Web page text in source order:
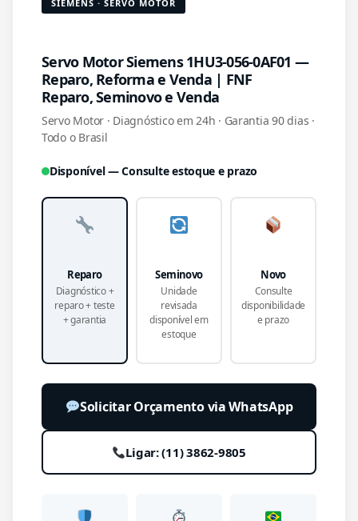
SIEMENS · SERVO MOTOR
Servo Motor Siemens 1HU3-056-0AF01 —
Reparo, Reforma e Venda | FNF
Reparo, Seminovo e Venda
Servo Motor · Diagnóstico em 24h · Garantia 90 dias ·
Todo o Brasil
Disponível — Consulte estoque e prazo
Reparo
Diagnóstico +
reparo + teste
+ garantia
Seminovo
Unidade
revisada
disponível em
estoque
Novo
Consulte
disponibilidade
e prazo
Solicitar Orçamento via WhatsApp
Ligar: (11) 3862-9805